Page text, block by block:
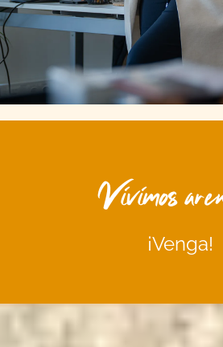
Vivimos
¡Venga!